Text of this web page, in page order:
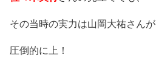
その当時の実力は山岡大祐さんが
圧倒的に上！